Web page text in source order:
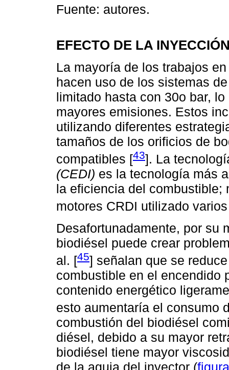
Fuente: autores.
EFECTO DE LA
La mayoría de los trabajos
hacen uso de los sistemas
limitado hasta con 30o bar,
mayores emisiones. Estos
utilizando diferentes
tamaños de los orificios de
compatibles [43]. La
(CEDI) es la tecnología más
la eficiencia del combustible;
motores CRDI utilizado
Desafortunadamente, por su
biodiésel puede crear
al. [45] señalan que se
combustible en el encendido
contenido energético
esto aumentaría el consumo
combustión del biodiésel
diésel, debido a su mayor
biodiésel tiene mayor
de la aguja del inyector (